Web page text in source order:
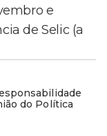
e
de Selic (a
do Política